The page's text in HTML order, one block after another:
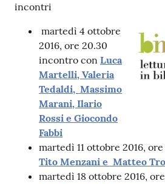
Archivio
storico
Decentrate
incontri
martedì 4 ottobre
2016, ore 20.30
incontro con Luca
Martelli, Valeria
Tedaldi, Massimo
Marani, Ilario
Rossi e Giocondo
Fabbi
martedì 11 ottobre 2016,
Tito Menzani e Matteo
martedì 18 ottobre 2016,